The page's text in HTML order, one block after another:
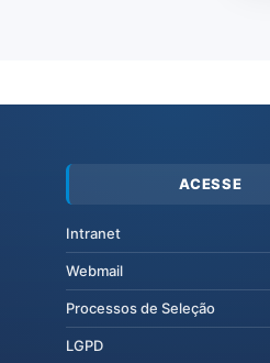
ACESSE
Intranet
Webmail
Processos de Seleção
LGPD